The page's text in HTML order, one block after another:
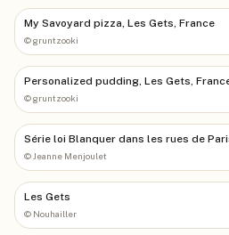
My Savoyard pizza, Les Gets, France
©gruntzooki
Personalized pudding, Les Gets,
©gruntzooki
Série loi Blanquer dans les rues de
© Jeanne Menjoulet
Les Gets
© Nouhailler